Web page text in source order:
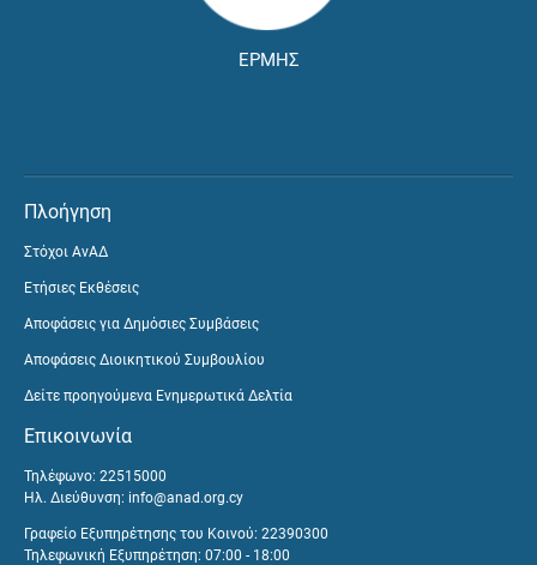
ΕΡΜΗΣ
Πλοήγηση
Στόχοι ΑνΑΔ
Ετήσιες Εκθέσεις
Αποφάσεις για Δημόσιες Συμβάσεις
Αποφάσεις Διοικητικού Συμβουλίου
Δείτε προηγούμενα Ενημερωτικά Δελτία
Επικοινωνία
Τηλέφωνο: 22515000
Ηλ. Διεύθυνση: info@anad.org.cy
Γραφείο Εξυπηρέτησης του Κοινού: 22390300
Τηλεφωνική Εξυπηρέτηση: 07:00 - 18:00